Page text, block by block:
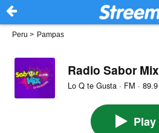
Peru > Pampas
Radio Sabor Mix
Lo Q te Gusta · FM · 89.9
Play